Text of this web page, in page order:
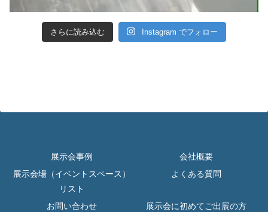
さらに読み込む Instagram でフォロー
展示会事例
会社概要
展示会場（イベントスペース）
リスト
よくある質問
お問い合わせ
展示会に初めてご出展の方